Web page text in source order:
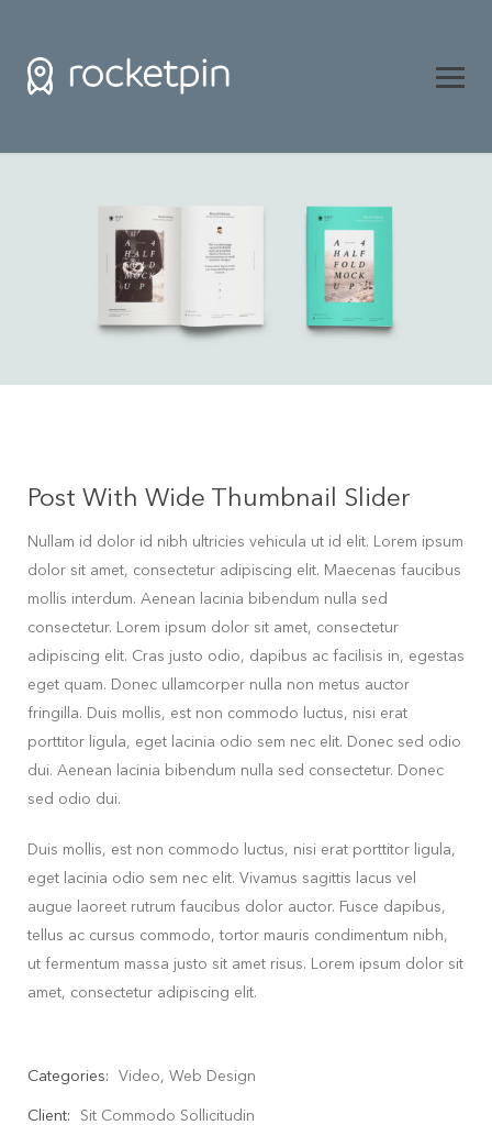
Post With Wide Thumbnail Slider
Nullam id dolor id nibh ultricies vehicula ut id elit. Lorem ipsum
dolor sit amet, consectetur adipiscing elit. Maecenas faucibus
mollis interdum. Aenean lacinia bibendum nulla sed
consectetur. Lorem ipsum dolor sit amet, consectetur
adipiscing elit. Cras justo odio, dapibus ac facilisis in, egestas
eget quam. Donec ullamcorper nulla non metus auctor
fringilla. Duis mollis, est non commodo luctus, nisi erat
porttitor ligula, eget lacinia odio sem nec elit. Donec sed odio
dui. Aenean lacinia bibendum nulla sed consectetur. Donec
sed odio dui.
Duis mollis, est non commodo luctus, nisi erat porttitor ligula,
eget lacinia odio sem nec elit. Vivamus sagittis lacus vel
augue laoreet rutrum faucibus dolor auctor. Fusce dapibus,
tellus ac cursus commodo, tortor mauris condimentum nibh,
ut fermentum massa justo sit amet risus. Lorem ipsum dolor sit
amet, consectetur adipiscing elit.
Categories: Video, Web Design
Client: Sit Commodo Sollicitudin